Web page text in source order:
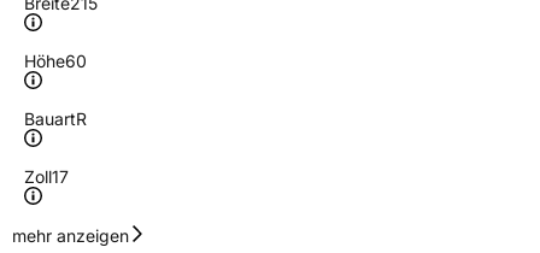
Höhe60
BauartR
Zoll17
Geschwindigkeitsindex
mehr anzeigen